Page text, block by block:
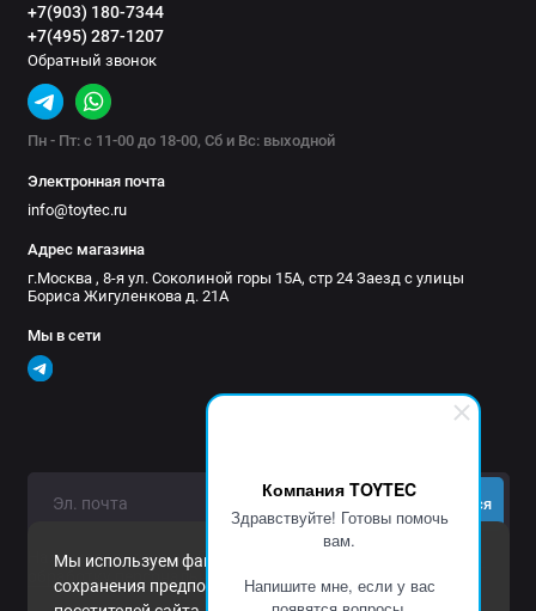
Компания TOYTEC
Здравствуйте! Готовы помочь
вам.
Напишите мне, если у вас
Мы используем файлы cookie и другие средства
сохранения предпочтений и анализа действий
+7(903) 180-7344
+7(495) 287-1207
Обратный звонок
Пн - Пт: с 11-00 до 18-00, Сб и Вс: выходной
Электронная почта
info@toytec.ru
Адрес магазина
г.Москва , 8-я ул. Соколиной горы 15А, стр 24 Заезд с улицы
Бориса Жигуленкова д. 21А
Мы в сети
Подписаться
Нажимая на кнопку «Подписаться», Вы даете
обработку персональных данных.